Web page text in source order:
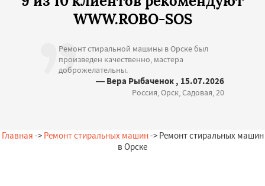
WWW.ROBO-SOS
Ремонт стиральной машины в Орске был
произведен качественно, мастера
доброжелательны.
— Вера Рыбаченок , 15.07.2026
Россия, Орск, Садовая, 20
Главная -> Ремонт стиральных машин-> Ремонт стиральных машин
в Орске